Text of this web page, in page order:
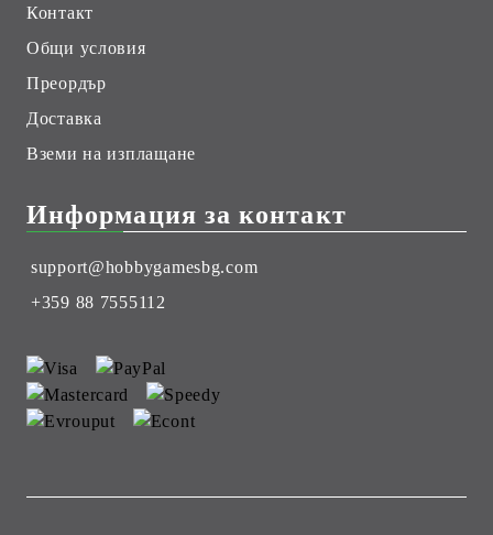
Контакт
Общи условия
Преордър
Доставка
Вземи на изплащане
Информация за контакт
support@hobbygamesbg.com
+359 88 7555112